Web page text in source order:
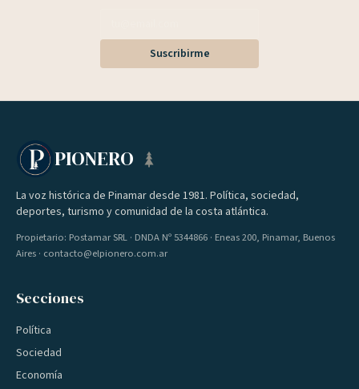
Suscribirme
PIONERO
La voz histórica de Pinamar desde 1981. Política, sociedad,
deportes, turismo y comunidad de la costa atlántica.
Propietario: Postamar SRL · DNDA Nº 5344866 · Eneas 200, Pinamar, Buenos
Aires · contacto@elpionero.com.ar
Secciones
Política
Sociedad
Economía